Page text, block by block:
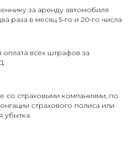
за аренду автомобиля
раза в месяц 5-го и 20-го числа
всех штрафов за
со страховыми компаниями, по
страхового полиса или
убытка